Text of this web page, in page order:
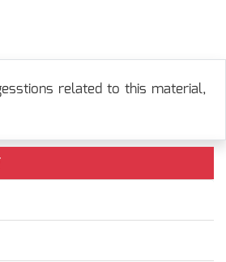
related to this material,